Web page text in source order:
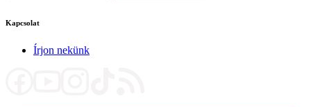
Kapcsolat
Írjon nekünk